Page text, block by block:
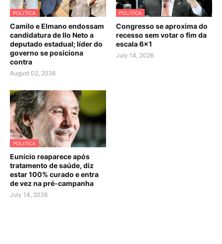
POLITICA
Camilo e Elmano endossam
candidatura de Ilo Neto a
deputado estadual; líder do
governo se posiciona
contra
August 02, 2026
POLITICA
Congresso se aproxima do
recesso sem votar o fim da
escala 6×1
July 14, 2026
POLITICA
Eunício reaparece após
tratamento de saúde, diz
estar 100% curado e entra
de vez na pré-campanha
July 14, 2026